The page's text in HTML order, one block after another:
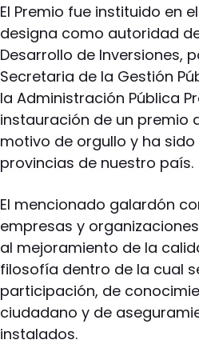
El Premio fue instituido en
designa como autoridad
Desarrollo de Inversiones,
Secretaria de la Gestión
la Administración Pública
instauración de un premio
motivo de orgullo y ha
provincias de nuestro país.
El mencionado galardón
empresas y
al mejoramiento de la
filosofía dentro de la cual
participación, de
ciudadano y de
instalados.